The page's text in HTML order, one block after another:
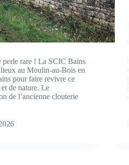
perle rare ! La SCIC Bains
au Moulin-au-Bois en
pour faire revivre ce
de nature. Le
de l’ancienne clouterie